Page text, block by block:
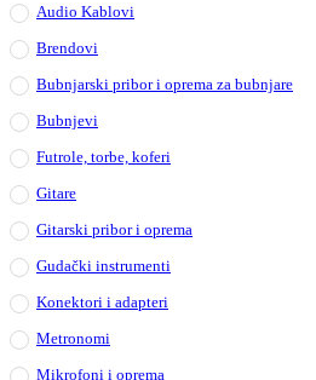
Audio Kablovi
Brendovi
Bubnjarski pribor i oprema za bubnjare
Bubnjevi
Futrole, torbe, koferi
Gitare
Gitarski pribor i oprema
Gudački instrumenti
Konektori i adapteri
Metronomi
Mikrofoni i oprema